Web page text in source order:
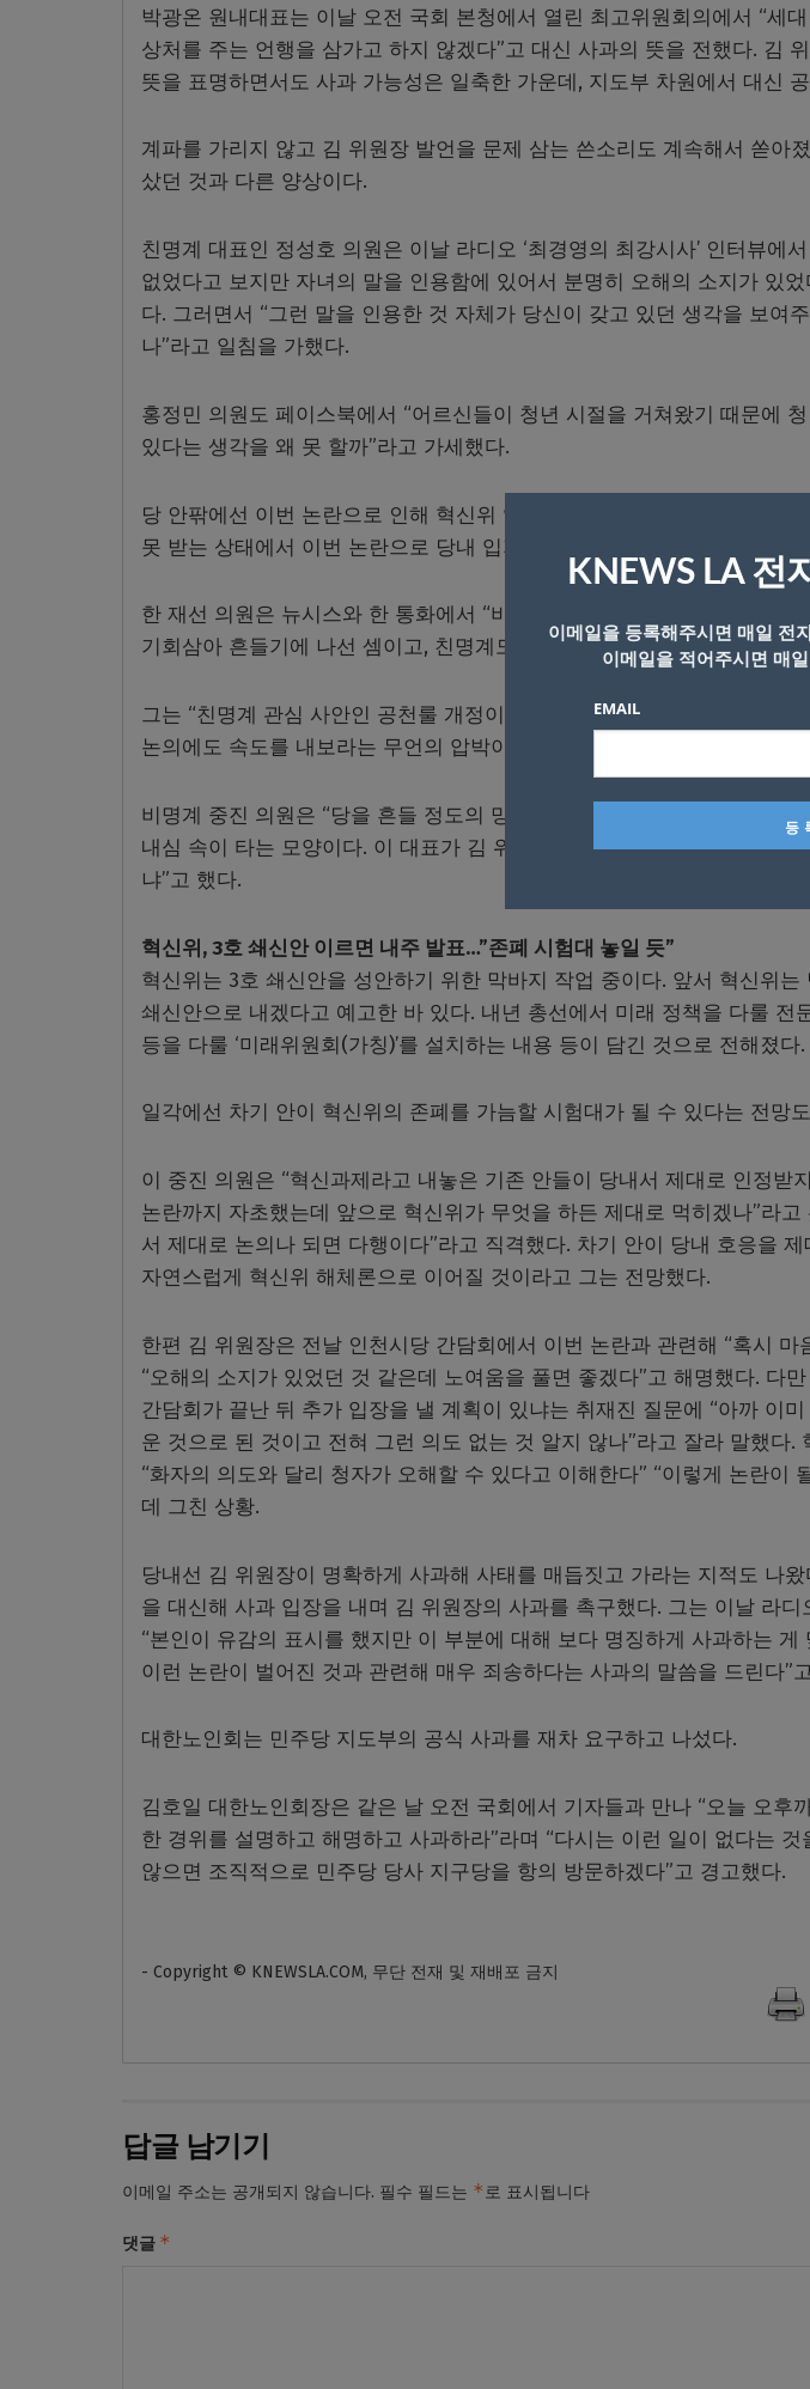
박광온 원내대표는 이날 오전 국회 본청에서 열린 최고위원회의에서 “세
상처를 주는 언행을 삼가고 하지 않겠다”고 대신 사과의 뜻을 전했다. 김
뜻을 표명하면서도 사과 가능성은 일축한 가운데, 지도부 차원에서 대신
계파를 가리지 않고 김 위원장 발언을 문제 삼는 쓴소리도 계속해서 쏟아
샀던 것과 다른 양상이다.
친명계 대표인 정성호 의원은 이날 라디오 ‘최경영의 최강시사’ 인터뷰에
없었다고 보지만 자녀의 말을 인용함에 있어서 분명히 오해의 소지가 있
다. 그러면서 “그런 말을 인용한 것 자체가 당신이 갖고 있던 생각을 보여
나”라고 일침을 가했다.
홍정민 의원도 페이스북에서 “어르신들이 청년 시절을 거쳐왔기 때문에
있다는 생각을 왜 못 할까”라고 가세했다.
당 안팎에선 이번 논란으로 인해 혁신위 입지가 크게 흔들리게 됐다는 평
못 받는 상태에서 이번 논란으로 당내 입지를 스스로 좁혔다는 지적이다.
한 재선 의원은 뉴시스와 한 통화에서 “비명계는 애초부터 혁신위 존재
기회삼아 흔들기에 나선 셈이고, 친명계도 조바심을 내는 것 같다”고 봤다.
그는 “친명계 관심 사안인 공천룰 개정이나 대의원제 폐지 등은 혁신위 논
논의에도 속도를 내보라는 무언의 압박이 담겨있는 것 아니겠나”라고 해석
비명계 중진 의원은 “당을 흔들 정도의 망발을 하니 계파 구분 없이 질책하
내심 속이 타는 모양이다. 이 대표가 김 위원장 손을 빌려서 무언가를 해
냐”고 했다.
혁신위, 3호 쇄신안 이르면 내주 발표…”존폐 시험대 놓일 듯”
혁신위는 3호 쇄신안을 성안하기 위한 막바지 작업 중이다. 앞서 혁신위
쇄신안으로 내겠다고 예고한 바 있다. 내년 총선에서 미래 정책을 다룰 전
등을 다룰 ‘미래위원회(가칭)’를 설치하는 내용 등이 담긴 것으로 전해졌다.
일각에선 차기 안이 혁신위의 존폐를 가늠할 시험대가 될 수 있다는 전망
이 중진 의원은 “혁신과제라고 내놓은 기존 안들이 당내서 제대로 인정받
논란까지 자초했는데 앞으로 혁신위가 무엇을 하든 제대로 먹히겠나”라
서 제대로 논의나 되면 다행이다”라고 직격했다. 차기 안이 당내 호응을
자연스럽게 혁신위 해체론으로 이어질 것이라고 그는 전망했다.
한편 김 위원장은 전날 인천시당 간담회에서 이번 논란과 관련해 “혹시 마
“오해의 소지가 있었던 것 같은데 노여움을 풀면 좋겠다”고 해명했다. 다
간담회가 끝난 뒤 추가 입장을 낼 계획이 있냐는 취재진 질문에 “아까 이
운 것으로 된 것이고 전혀 그런 의도 없는 것 알지 않나”라고 잘라 말했다.
“화자의 의도와 달리 청자가 오해할 수 있다고 이해한다” “이렇게 논란이
데 그친 상황.
당내선 김 위원장이 명확하게 사과해 사태를 매듭짓고 가라는 지적도 나
을 대신해 사과 입장을 내며 김 위원장의 사과를 촉구했다. 그는 이날 라디
“본인이 유감의 표시를 했지만 이 부분에 대해 보다 명징하게 사과하는 게
이런 논란이 벌어진 것과 관련해 매우 죄송하다는 사과의 말씀을 드린다”
대한노인회는 민주당 지도부의 공식 사과를 재차 요구하고 나섰다.
김호일 대한노인회장은 같은 날 오전 국회에서 기자들과 만나 “오늘 오후
한 경위를 설명하고 해명하고 사과하라”라며 “다시는 이런 일이 없다는
않으면 조직적으로 민주당 당사 지구당을 항의 방문하겠다”고 경고했다.
- Copyright © KNEWSLA.COM, 무단 전재 및 재배포 금지
답글 남기기
이메일 주소는 공개되지 않습니다. 필수 필드는 *로 표시됩니다
댓글 *
KNEWS LA 전
이메일을 등록해주시면 매일 전
이메일을 적어주시면 매
EMAIL